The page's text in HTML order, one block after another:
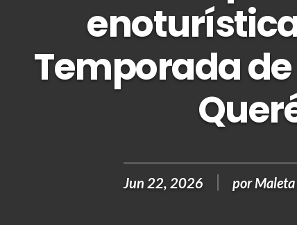
Temporada
Jun 22, 2026 por Maleta